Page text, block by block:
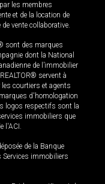
les membres
et de la location de
vente collaborative.
sont des marques
dont la National
de l’immobilier
servent à
courtiers et agents
d'homologation
logos respectifs sont la
immobiliers que
l'ACI.
de la Banque
Services immobiliers